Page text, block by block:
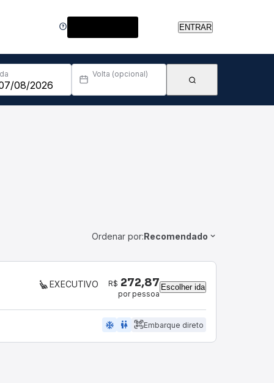
ENTRAR
Volta (opcional)
Ordenar por:Recomendado
EXECUTIVO R$ 272,87
por pessoa
Escolher ida
ac_unit wc Embarque direto